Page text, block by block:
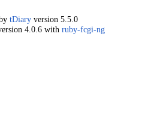
tDiaryversion 5.5.0
4.0.6 with ruby-fcgi-ng